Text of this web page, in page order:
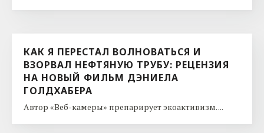
КАК Я ПЕРЕСТАЛ ВОЛНОВАТЬСЯ И
ВЗОРВАЛ НЕФТЯНУЮ ТРУБУ: РЕЦЕНЗИЯ
НА НОВЫЙ ФИЛЬМ ДЭНИЕЛА
ГОЛДХАБЕРА
Автор «Веб-камеры» препарирует экоактивизм. ...